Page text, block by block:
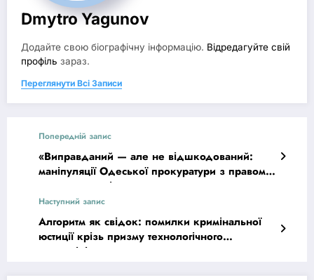
Dmytro Yagunov
Додайте свою біографічну інформацію. Відредагуйте свій
профіль зараз.
Переглянути Всі Записи
Попередній запис
«Виправданий — але не відшкодований:
маніпуляції Одеської прокуратури з правом
на компенсацію»
Наступний запис
Алгоритм як свідок: помилки кримінальної
юстиції крізь призму технологічного
детермінізму